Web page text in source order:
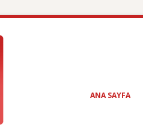
ANA SAYFA